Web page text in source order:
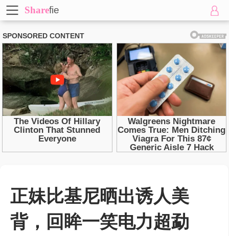
Sharefie
正妹比基尼晒出诱人美
背，回眸一笑电力超勐